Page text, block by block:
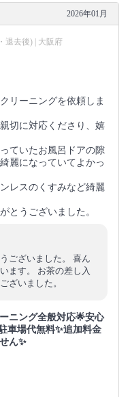
2026年01月
退去後) | 大阪府
リーニングを依頼しま
切に対応くださり、嬉
ていたお風呂ドアの隙
麗になっていてよかっ
レスのくすみなど綺麗
とうございました。
ございました。 喜ん
ます。 お茶の差し入
ざいました。
ニング全般対応🌟安心
車場代無料✨️追加料金
ん✨